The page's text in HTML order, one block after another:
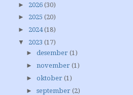
► 2026 (30)
► 2025 (20)
► 2024(18)
▼ 2023 (17)
► desember (1)
► november (1)
► oktober (1)
► september (2)